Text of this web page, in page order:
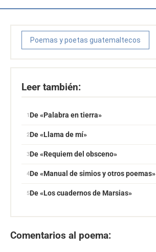
Poemas y poetas guatemaltecos
Leer también:
De «Palabra en tierra»
De «Llama de mí»
De «Requiem del obsceno»
De «Manual de simios y otros poemas»
De «Los cuadernos de Marsias»
Comentarios al poema: